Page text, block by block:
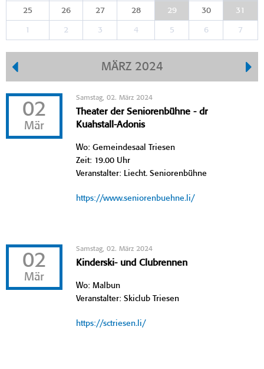
25 26 27 28 29 30 31
1 2 3 4 5 6 7
MÄRZ 2024
02
Mär
Samstag, 02. März 2024
Theater der Seniorenbühne - dr
Kuahstall-Adonis
Wo: Gemeindesaal Triesen
Zeit: 19.00 Uhr
Veranstalter: Liecht. Seniorenbühne
https://www.seniorenbuehne.li/
02
Mär
Samstag, 02. März 2024
Kinderski- und Clubrennen
Wo: Malbun
Veranstalter: Skiclub Triesen
https://sctriesen.li/